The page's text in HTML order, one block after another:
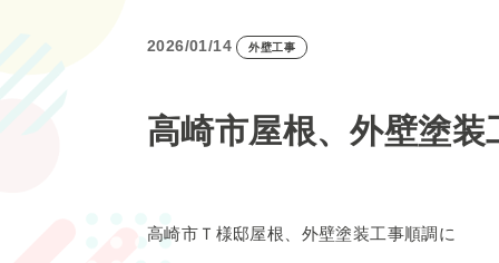
2026/01/14 外壁工事
高崎市屋根、外壁塗装
高崎市Ｔ様邸屋根、外壁塗装工事順調に